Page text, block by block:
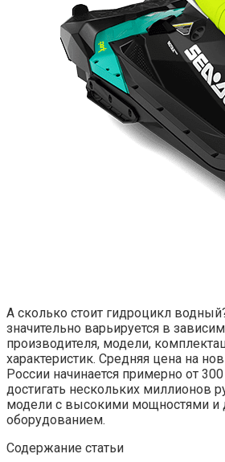
А сколько стоит гидроцикл
значительно варьируется в
производителя, модели,
характеристик. Средняя цена на
России начинается примерно от
достигать нескольких миллионов
модели с высокими мощностями и
оборудованием.
Содержание статьи